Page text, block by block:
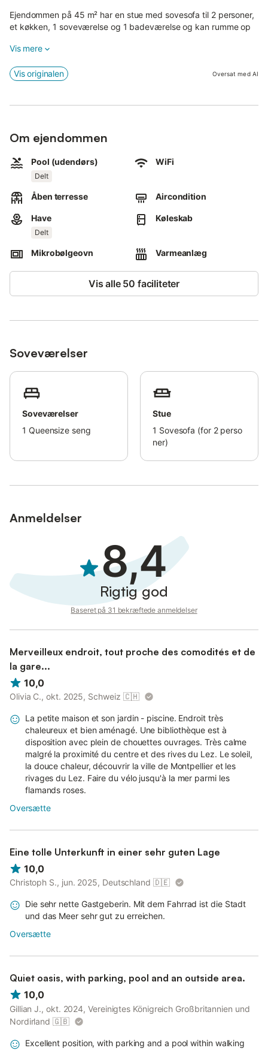
Ejendommen på 45 m² har en stue med sovesofa til 2 personer,
et køkken, 1 soveværelse og 1 badeværelse og kan rumme op
Yderligere faciliteter inkluderer højhastigheds-Wi-Fi (velegnet til
Et fælles udendørsområde med swimmingpool er også
tilgængeligt.
Montpellier Méditerranée Lufthavn og strandene ligger 8 km
derfra.
Et vaskeri er 2 minutters gang væk. Ejendommen har ikke
Maksimal opholdsperiode er 7 dage.
Ejendommen og interiøret er trinløse. Vejledninger til
affaldssortering findes på stedet.
Værten bor overfor lejemålet og deler poolen og haven.
Ejendommen og poolen deles med værten.
Nyttig information om Montpellier og regionen findes i huset.
Mod et ekstra gebyr: babyseng og cykler kan lejes efter
Vis mere
Vis originalen Oversat med AI
Om ejendommen
Pool (udendørs)
Delt
WiFi
Åben terresse Aircondition
Have
Delt
Køleskab
Mikrobølgeovn Varmeanlæg
Vis alle 50 faciliteter
Soveværelser
Soveværelser
1 Queensize seng
Stue
1 Sovesofa (for 2 perso
ner)
Anmeldelser
8,4
Rigtig god
Baseret på 31 bekræftede anmeldelser
Merveilleux endroit, tout proche des comodités et de
la gare...
10,0
Olivia C., okt. 2025, Schweiz 🇨🇭
La petite maison et son jardin - piscine. Endroit très
chaleureux et bien aménagé. Une bibliothèque est à
disposition avec plein de chouettes ouvrages. Très calme
malgré la proximité du centre et des rives du Lez. Le soleil,
la douce chaleur, découvrir la ville de Montpellier et les
rivages du Lez. Faire du vélo jusqu'à la mer parmi les
flamands roses.
Oversætte
Eine tolle Unterkunft in einer sehr guten Lage
10,0
Christoph S., jun. 2025, Deutschland 🇩🇪
Die sehr nette Gastgeberin. Mit dem Fahrrad ist die Stadt
und das Meer sehr gut zu erreichen.
Oversætte
Quiet oasis, with parking, pool and an outside area.
10,0
Gillian J., okt. 2024, Vereinigtes Königreich Großbritannien und
Nordirland 🇬🇧
Excellent position, with parking and a pool within walking